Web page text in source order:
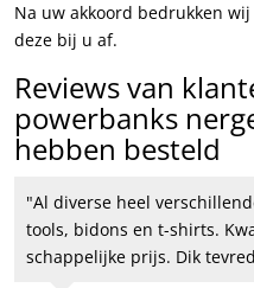
Na uw akkoord bedrukken
deze bij u af.
Reviews van
powerbanks
hebben besteld
Al diverse heel
tools, bidons en t-shirts.
schappelijke prijs. Dik